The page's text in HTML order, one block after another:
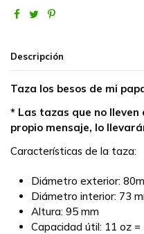
Descripción
Taza los besos de mi
* Las tazas que no lleven
propio mensaje, lo
Características de la taza:
Diámetro exterior:
Diámetro interior: 73
Altura: 95 mm
Capacidad útil: 11 oz =